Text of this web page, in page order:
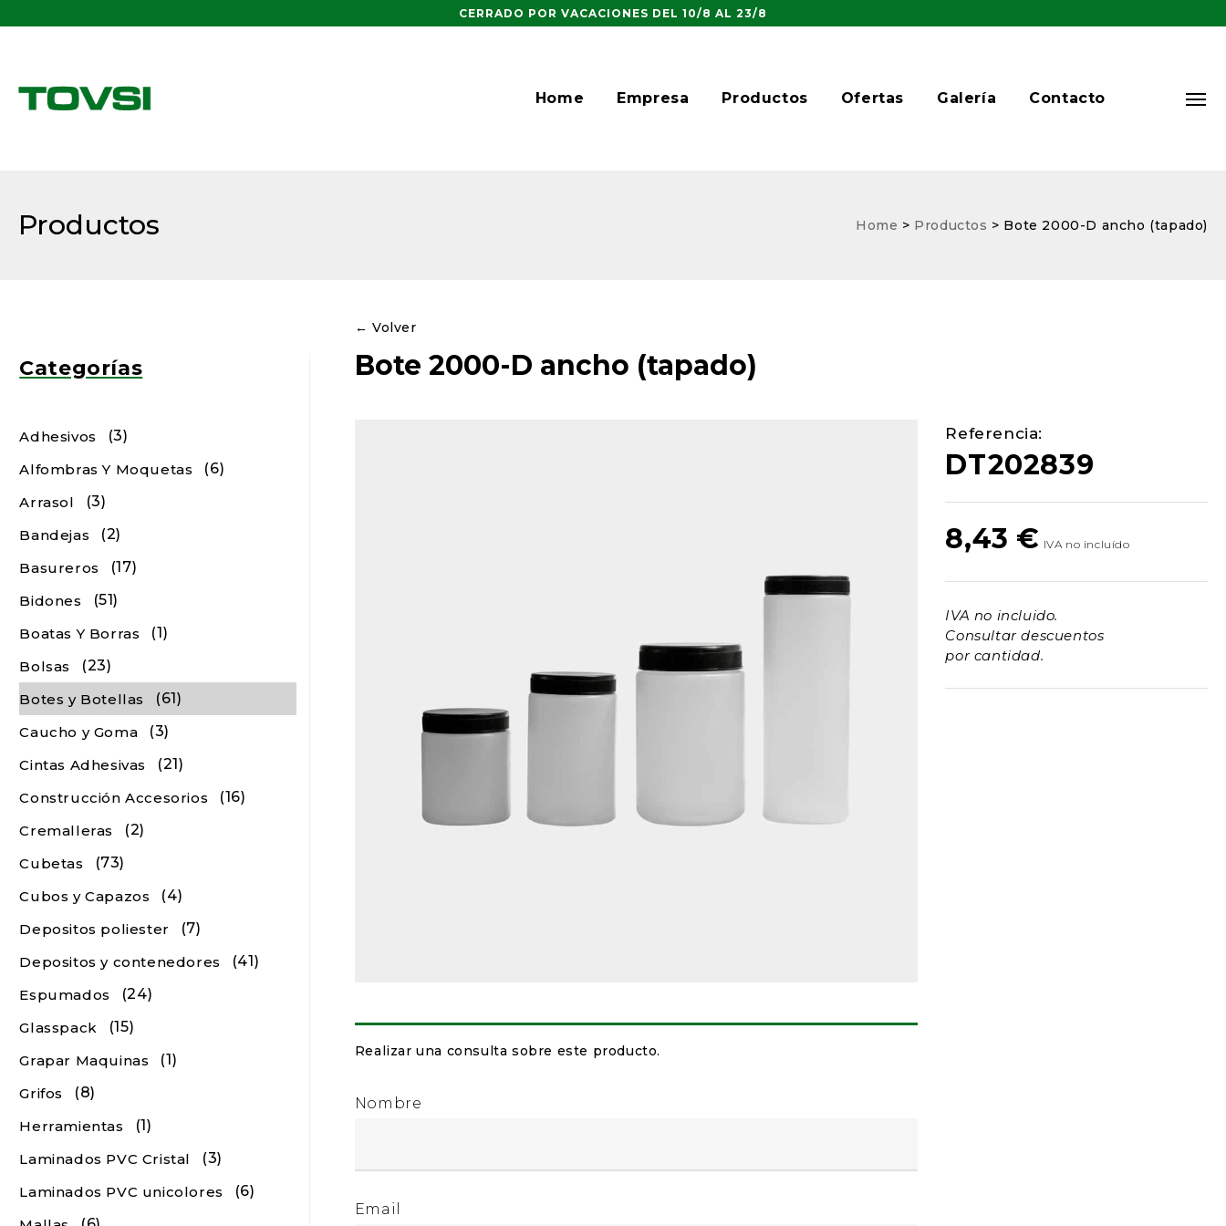
CERRADO POR VACACIONES DEL 10/8 AL 23/8
Home Empresa Productos Ofertas Galería Contacto
Productos Home > Productos > Bote 2000-D ancho (tapado)
Categorías
Adhesivos
(3)
Alfombras Y Moquetas
(6)
Arrasol
(3)
Bandejas
(2)
Basureros
(17)
Bidones
(51)
Boatas Y Borras
(1)
Bolsas
(23)
Botes y Botellas
(61)
Caucho y Goma
(3)
Cintas Adhesivas
(21)
Construcción Accesorios
(16)
Cremalleras
(2)
Cubetas
(73)
Cubos y Capazos
(4)
Depositos poliester
(7)
Depositos y contenedores
(41)
Espumados
(24)
Glasspack
(15)
Grapar Maquinas
(1)
Grifos
(8)
Herramientas
(1)
Laminados PVC Cristal
(3)
Laminados PVC unicolores
(6)
← Volver
Bote 2000-D ancho (tapado)
Referencia:
DT202839
8,43 €
IVA no incluido.
Consultar descuentos
por cantidad.
Realizar una consulta sobre este producto.
Nombre
Email